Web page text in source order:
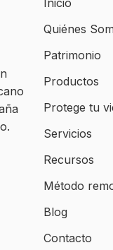
Inicio
Quiénes
Patrimonio
Productos
Protege tu
Servicios
Recursos
Método
Blog
Contacto